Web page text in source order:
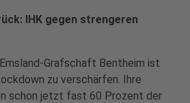
IHK gegen strengeren
Grafschaft Bentheim ist
zu verschärfen. Ihre
schon jetzt fast 60 Prozent der